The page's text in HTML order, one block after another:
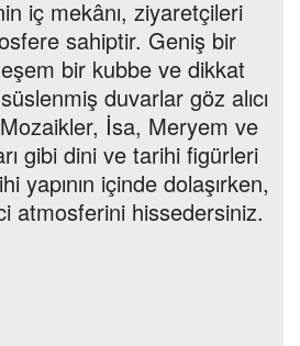
iç mekânı, ziyaretçileri
sahiptir. Geniş bir
bir kubbe ve dikkat
duvarlar göz alıcı
İsa, Meryem ve
gibi dini ve tarihi figürleri
yapının içinde dolaşırken,
atmosferini hissedersiniz.